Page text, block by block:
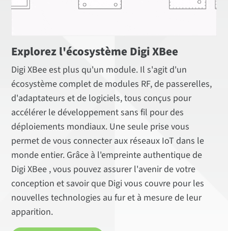
Explorez l'écosystème Digi XBee
Digi XBee est plus qu'un module. Il s'agit d'un
écosystème complet de modules RF, de passerelles,
d'adaptateurs et de logiciels, tous conçus pour
accélérer le développement sans fil pour des
déploiements mondiaux. Une seule prise vous
permet de vous connecter aux réseaux IoT dans le
monde entier. Grâce à l'empreinte authentique de
Digi XBee , vous pouvez assurer l'avenir de votre
conception et savoir que Digi vous couvre pour les
nouvelles technologies au fur et à mesure de leur
apparition.